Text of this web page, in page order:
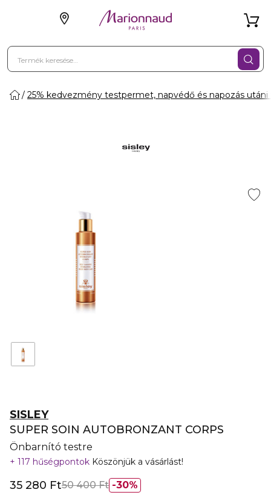
25% kedvezmény testpermet, napvédő és napozás
SISLEY
SUPER SOIN AUTOBRONZANT CORPS
Önbarnító testre
117 hűségpontok Köszönjük a vásárlást!
30%
35 280 Ft50 400 Ft